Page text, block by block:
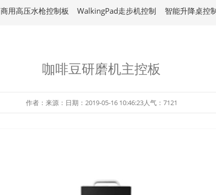
商用高压水枪控制板 WalkingPad走步机控制 智能升降桌控
咖啡豆研磨机主控板
作者：来源：日期：2019-05-16 10:46:23人气：7121